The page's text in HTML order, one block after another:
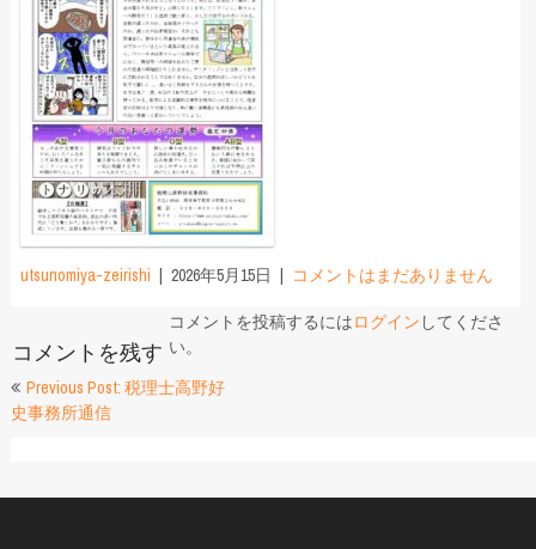
utsunomiya-zeirishi 2026年5月15日 コメントはまだありません
コメントを残す
コメントを投稿するにはログイン してくださ
い。
投
稿
ビ
Previous Post: 税理士高野好
史事務所通信